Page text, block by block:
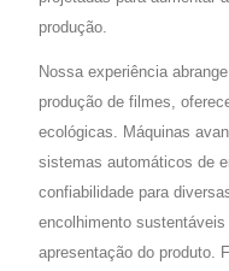
produção.
Nossa experiência
produção de filmes,
ecológicas. Máquinas
sistemas automáticos de
confiabilidade para
encolhimento
apresentação do produto.